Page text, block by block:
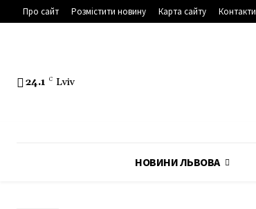
Про сайт Розмістити новину Карта сайту Контакти
24.1 C Lviv
НОВИНИ ЛЬВОВА